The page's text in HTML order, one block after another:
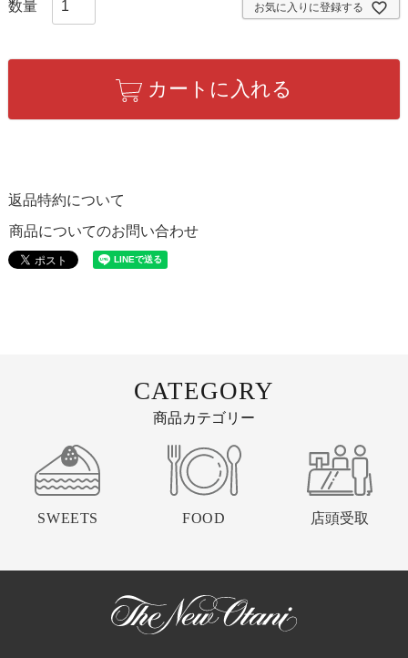
お気に入りに登録する
カートに入れる
返品特約について
商品についてのお問い合わせ
CATEGORY
商品カテゴリー
SWEETS FOOD 店頭受取